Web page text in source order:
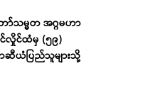
ာ်သမ္မတ အဂ္ဂမဟာ
င်လှိုင်ထံမှ (၅၉)
ယံပြည်သူများသို့